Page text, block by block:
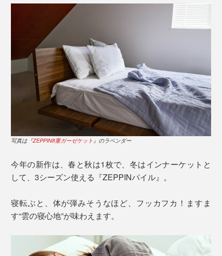
写真は『ZEPPIN8重ガーゼケット 』のラベンダー
今年の新作は、春と秋は1枚で、冬はインナーケットと
して、3シーズン使える『ZEPPINパイル』。
寝転ぶと、体が弾みそうなほど、フッカフカ！ますま
す“雲の寝心地”が味わえます。